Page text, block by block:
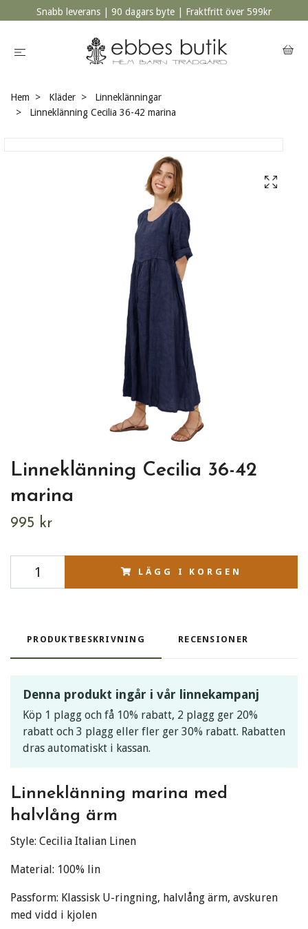
Snabb leverans | 90 dagars byte | Fraktfritt över 599kr
Hem Kläder
Linneklänningar
Linneklänning Cecilia 36-42 marina
Linneklänning Cecilia 36-42
marina
995 kr
LÄGG I KORGEN
PRODUKTBESKRIVNING RECENSIONER
Denna produkt ingår i vår linnekampanj
Köp 1 plagg och få 10% rabatt, 2 plagg ger 20%
rabatt och 3 plagg eller fler ger 30% rabatt. Rabatten
dras automatiskt i kassan.
Linneklänning marina med
halvlång ärm
Style: Cecilia Italian Linen
Material: 100% lin
Passform: Klassisk U-ringning, halvlång ärm, avskuren
med vidd i kjolen